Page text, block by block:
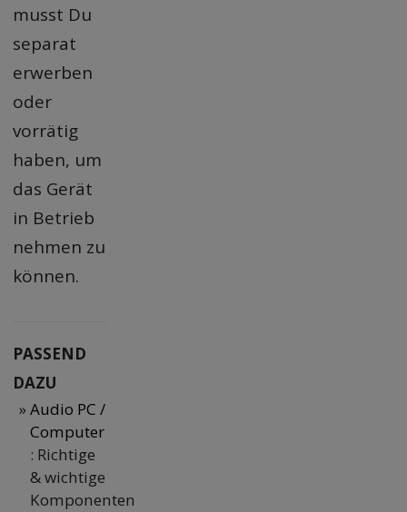
musst Du
separat
erwerben
oder
vorrätig
haben, um
das Gerät
in Betrieb
nehmen zu
können.
PASSEND
DAZU
Audio PC /
Computer
: Richtige
& wichtige
Komponenten